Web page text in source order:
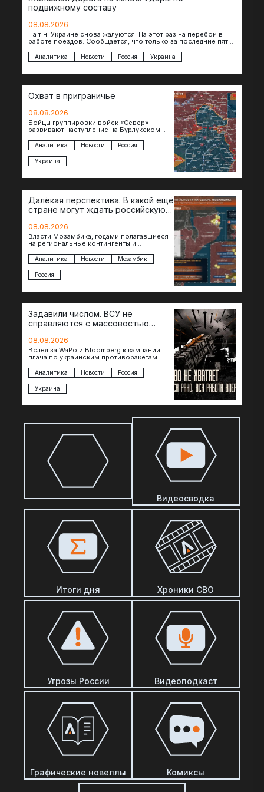
подвижному составу
08.08.2026
На т.н. Украине снова жалуются. На этот раз на перебои в
работе поездов. Сообщается, что только за последние пять
Аналитика Новости Россия Украина
Охват в приграничье
08.08.2026
Бойцы группировки войск «Север»
развивают наступление на Бурлукском
теснят противника сразу на нескольких
участках, создавая угрозу охвата…
Аналитика Новости Россия
Украина
Далёкая перспектива. В какой ещё
стране могут ждать российскую
08.08.2026
Власти Мозамбика, годами полагавшиеся
на региональные контингенты и
обращаются к российской стороне за
консультациями в…
Аналитика Новости Мозамбик
Россия
Задавили числом. ВСУ не
справляются с массовостью
08.08.2026
Вслед за WaPo и Bloomberg к кампании
плача по украинским противоракетам
Там, ссылаясь на сотрудников…
Аналитика Новости Россия
Украина
Видеосводка
Итоги дня Хроники СВО
Угрозы России Видеоподкаст
Графические новеллы Комиксы